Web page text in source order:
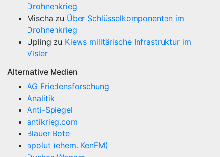
Drohnenkrieg
Mischa zu Über Schlüsselkomponenten im
Drohnenkrieg
Upling zu Kiews militärische Infrastruktur im
Visier
Alternative Medien
AG Friedensforschung
Analitik
Anti-Spiegel
antikrieg.com
Blauer Bote
apolut (ehem. KenFM)